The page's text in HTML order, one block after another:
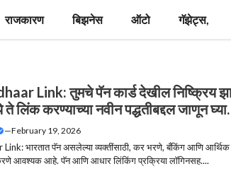
राजकारण बिझनेस ऑटो गॅझेट्स,
Link: तुमचे पॅन कार्ड देखील निष्क्रिय
लिंक करण्याच्या नवीन पद्धतीबद्दल जाणून घ्या.
—February 19, 2026
भारतात पॅन असलेल्या व्यक्तींसाठी, कर भरणे, बँकिंग आणि आर्थिक
आवश्यक आहे. पॅन आणि आधार लिंकिंग प्रक्रिया लॉगिनसह....